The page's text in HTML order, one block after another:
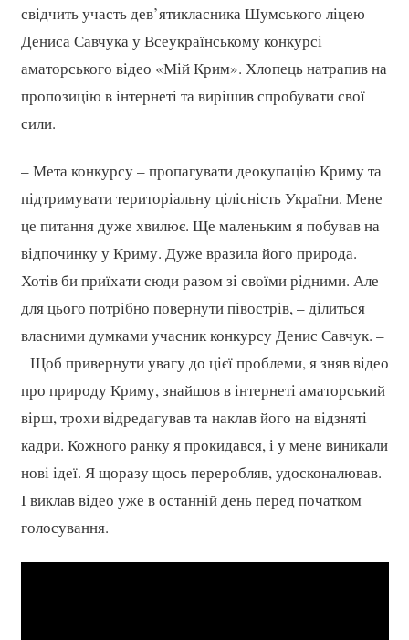
свідчить участь дев’ятикласника Шумського ліцею
Дениса Савчука у Всеукраїнському конкурсі
аматорського відео «Мій Крим». Хлопець натрапив на
пропозицію в інтернеті та вирішив спробувати свої
сили.
– Мета конкурсу – пропагувати деокупацію Криму та
підтримувати територіальну цілісність України. Мене
це питання дуже хвилює. Ще маленьким я побував на
відпочинку у Криму. Дуже вразила його природа.
Хотів би приїхати сюди разом зі своїми рідними. Але
для цього потрібно повернути півострів, – ділиться
власними думками учасник конкурсу Денис Савчук. –
Щоб привернути увагу до цієї проблеми, я зняв відео
про природу Криму, знайшов в інтернеті аматорський
вірш, трохи відредагував та наклав його на відзняті
кадри. Кожного ранку я прокидався, і у мене виникали
нові ідеї. Я щоразу щось переробляв, удосконалював.
І виклав відео уже в останній день перед початком
голосування.